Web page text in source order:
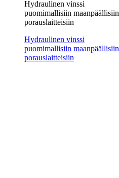
Hydraulinen vinssi
puomimallisiin maanpäällisiin
porauslaitteisiin
Hydraulinen vinssi
puomimallisiin maanpäällisiin
porauslaitteisiin